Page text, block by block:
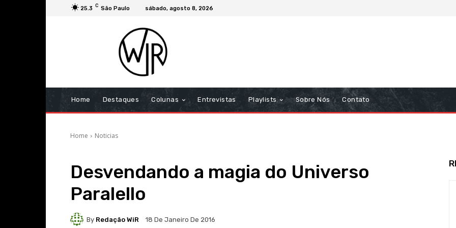
25.3 C São Paulo sábado, agosto 8, 2026
Home Destaques Colunas Entrevistas Playlists Sobre Nós Contato
Home Noticias
Desvendando a magia do Universo
Paralello
By Redação WiR 18 De Janeiro De 2016